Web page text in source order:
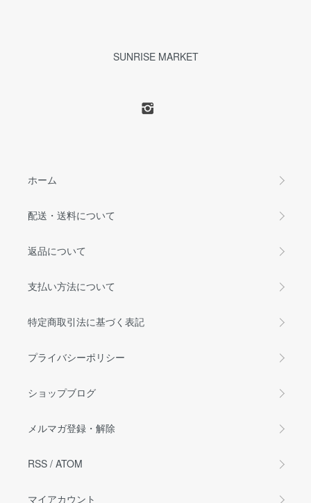
SUNRISE MARKET
ホーム
配送・送料について
返品について
支払い方法について
特定商取引法に基づく表記
プライバシーポリシー
ショップブログ
メルマガ登録・解除
RSS / ATOM
マイアカウント